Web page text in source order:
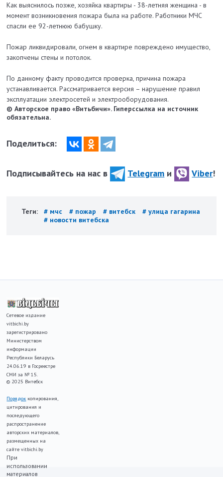
Как выяснилось позже, хозяйка квартиры - 38-летняя женщина - в
момент возникновения пожара была на работе. Работники МЧС
спасли ее 92-летнюю бабушку.
Пожар ликвидировали, огнем в квартире повреждено имущество,
закопчены стены и потолок.
По данному факту проводится проверка, причина пожара
устанавливается. Рассматривается версия – нарушение правил
эксплуатации электросетей и электрооборудования.
© Авторское право «Витьбичи». Гиперссылка на источник
обязательна.
Поделиться:
Подписывайтесь на нас в Telegram и Viber!
Теги: # мчс # пожар # витебск
# улица гагарина
# новости витебска
Сетевое издание
vitbichi.by
зарегистрировано
Министерством
информации
Республики Беларусь
24.06.19 в Госреестре
СМИ за № 15.
© 2025 Витебск
Порядок копирования,
цитирования и
последующего
распространение
авторских материалов,
размещенных на
сайте vitbichi.by
При
использовании
материалов